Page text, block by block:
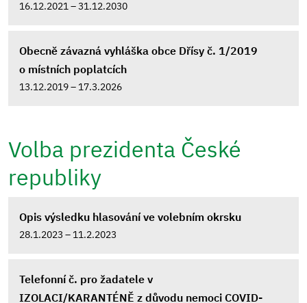
16.12.2021 – 31.12.2030
Obecně závazná vyhláška obce Dřísy č. 1/2019
o místních poplatcích
13.12.2019 – 17.3.2026
Volba prezidenta České
republiky
Opis výsledku hlasování ve volebním okrsku
28.1.2023 – 11.2.2023
Telefonní č. pro žadatele v
IZOLACI/KARANTÉNĚ z důvodu nemoci COVID-